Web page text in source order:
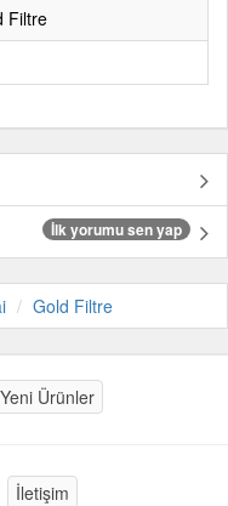
Filtre
İlk yorumu sen yap
Gold Filtre
Ürünler
İletişim